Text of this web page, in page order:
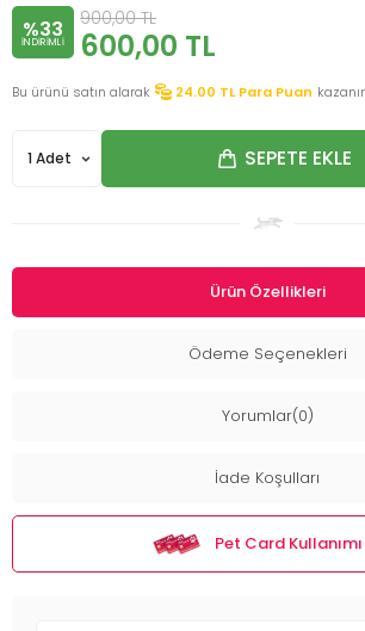
%33
INDIRIMLI
900,00TL
600,00 TL
Bu ürünü satın alarak
24.00 TL Para Puan
SEPETE EKLE
Ürün Özellikleri
Ödeme Seçenekleri
Yorumlar(0)
İade Koşulları
Pet Card Kullanımı